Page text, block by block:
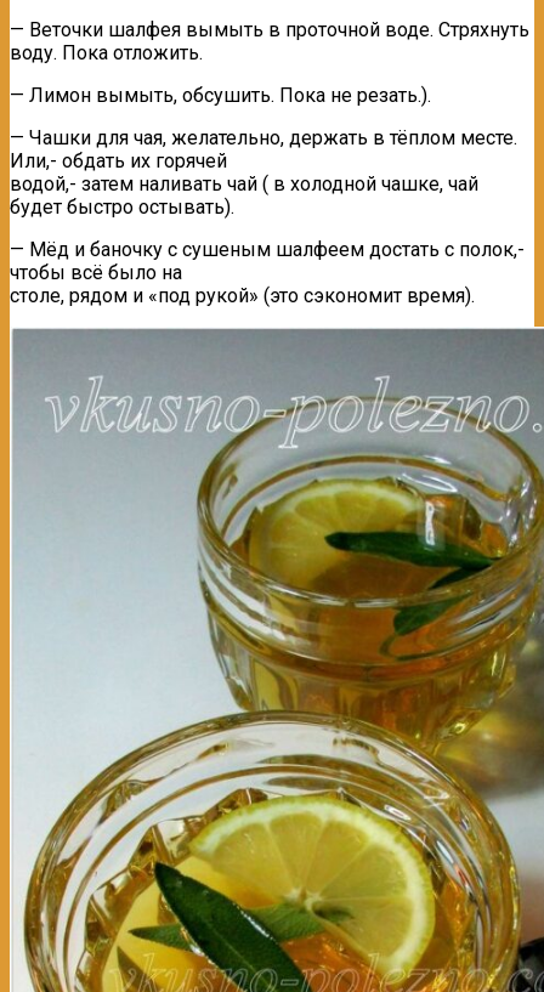
— Веточки шалфея вымыть в проточной воде. Стряхнуть
воду. Пока отложить.
— Лимон вымыть, обсушить. Пока не резать.).
— Чашки для чая, желательно, держать в тёплом месте.
Или,- обдать их горячей
водой,- затем наливать чай ( в холодной чашке, чай
будет быстро остывать).
— Мёд и баночку с сушеным шалфеем достать с полок,-
чтобы всё было на
столе, рядом и «под рукой» (это сэкономит время).